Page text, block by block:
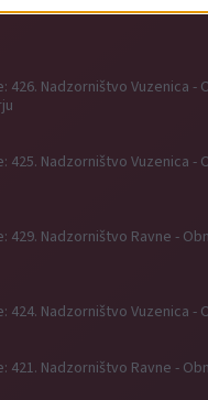
počitniški kino
426. Nadzorništvo Vuzenica -
425. Nadzorništvo Vuzenica -
429. Nadzorništvo Ravne -
424. Nadzorništvo Vuzenica -
421. Nadzorništvo Ravne -